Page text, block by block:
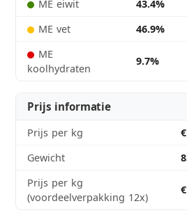
ME eiwit
43.4%
ME vet
46.9%
ME
koolhydraten
9.7%
Prijs informatie
Prijs per kg
Gewicht
Prijs per kg
(voordeelverpakking 12x)